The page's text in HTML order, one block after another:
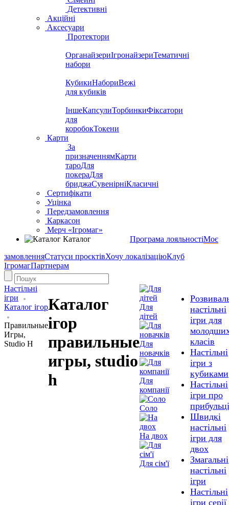
Детективні
Акційні
Аксесуари
Протектори
ОрганайзериІгронайзериТематичні
набори
КубикиНабориВежі
для кубиків
ІншеКапсулиТорбинкиФіксатори
для
коробокТокени
Карти
За
призначеннямКарти
тароДля
покераДля
бриджаСувенірніКласичні
Сертифікати
Уцінка
Передзамовлення
Каркасон
Мерч «Ігромаг»
Каталог
Програма лояльностіМоє
замовленняСтатуси проєктівХочу локалізаціюКлуб
ІгромагПартнерам
Настільні
ігри
Каталог ігор
Правильные
Игры,
Studio H
Каталог
ігор
правильные
игры, studio
h
Для
дітей
Для
новачків
Для
компанії
Соло
На двох
Для сім'ї
настільні
ігри для
класів
Настільні
ігри з
кубиками
Настільні
ігри про
Швидкі
настільні
ігри для
двох
Змагальні
настільні
ігри
Настільні
ігри серії